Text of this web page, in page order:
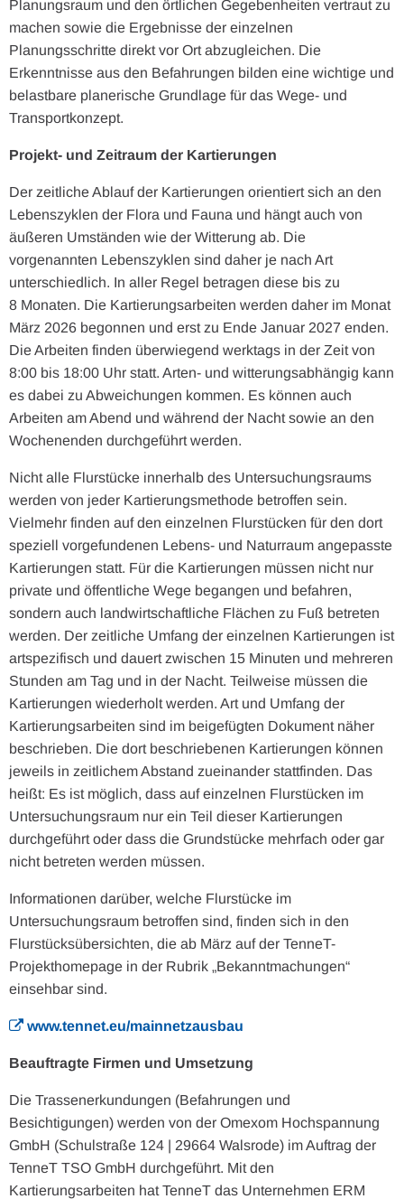
Planungsraum und den örtlichen Gegebenheiten vertraut zu
machen sowie die Ergebnisse der einzelnen
Planungsschritte direkt vor Ort abzugleichen. Die
Erkenntnisse aus den Befahrungen bilden eine wichtige und
belastbare planerische Grundlage für das Wege- und
Transportkonzept.
Projekt- und Zeitraum der Kartierungen
Der zeitliche Ablauf der Kartierungen orientiert sich an den
Lebenszyklen der Flora und Fauna und hängt auch von
äußeren Umständen wie der Witterung ab. Die
vorgenannten Lebenszyklen sind daher je nach Art
unterschiedlich. In aller Regel betragen diese bis zu
8 Monaten. Die Kartierungsarbeiten werden daher im Monat
März 2026 begonnen und erst zu Ende Januar 2027 enden.
Die Arbeiten finden überwiegend werktags in der Zeit von
8:00 bis 18:00 Uhr statt. Arten- und witterungsabhängig kann
es dabei zu Abweichungen kommen. Es können auch
Arbeiten am Abend und während der Nacht sowie an den
Wochenenden durchgeführt werden.
Nicht alle Flurstücke innerhalb des Untersuchungsraums
werden von jeder Kartierungsmethode betroffen sein.
Vielmehr finden auf den einzelnen Flurstücken für den dort
speziell vorgefundenen Lebens- und Naturraum angepasste
Kartierungen statt. Für die Kartierungen müssen nicht nur
private und öffentliche Wege begangen und befahren,
sondern auch landwirtschaftliche Flächen zu Fuß betreten
werden. Der zeitliche Umfang der einzelnen Kartierungen ist
artspezifisch und dauert zwischen 15 Minuten und mehreren
Stunden am Tag und in der Nacht. Teilweise müssen die
Kartierungen wiederholt werden. Art und Umfang der
Kartierungsarbeiten sind im beigefügten Dokument näher
beschrieben. Die dort beschriebenen Kartierungen können
jeweils in zeitlichem Abstand zueinander stattfinden. Das
heißt: Es ist möglich, dass auf einzelnen Flurstücken im
Untersuchungsraum nur ein Teil dieser Kartierungen
durchgeführt oder dass die Grundstücke mehrfach oder gar
nicht betreten werden müssen.
Informationen darüber, welche Flurstücke im
Untersuchungsraum betroffen sind, finden sich in den
Flurstücksübersichten, die ab März auf der TenneT-
Projekthomepage in der Rubrik „Bekanntmachungen“
einsehbar sind.
www.tennet.eu/mainnetzausbau
Beauftragte Firmen und Umsetzung
Die Trassenerkundungen (Befahrungen und
Besichtigungen) werden von der Omexom Hochspannung
GmbH (Schulstraße 124 | 29664 Walsrode) im Auftrag der
TenneT TSO GmbH durchgeführt. Mit den
Kartierungsarbeiten hat TenneT das Unternehmen ERM